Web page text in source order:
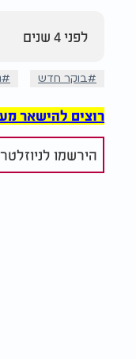
לפני 4 שנים
בוקר חדש
רוצים להישאר
הירשמו